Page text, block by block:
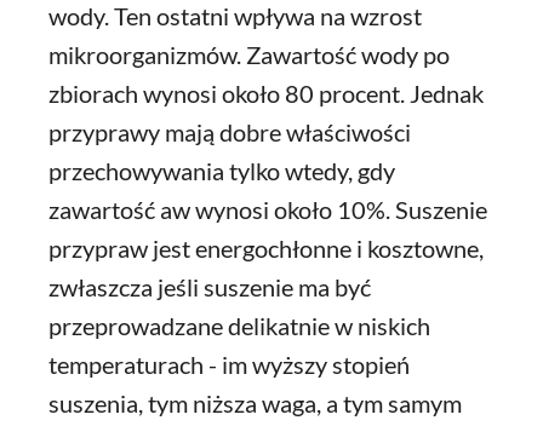
wody. Ten ostatni wpływa na wzrost
mikroorganizmów. Zawartość wody po
zbiorach wynosi około 80 procent. Jednak
przyprawy mają dobre właściwości
przechowywania tylko wtedy, gdy
zawartość aw wynosi około 10%. Suszenie
przypraw jest energochłonne i kosztowne,
zwłaszcza jeśli suszenie ma być
przeprowadzane delikatnie w niskich
temperaturach - im wyższy stopień
suszenia, tym niższa waga, a tym samym